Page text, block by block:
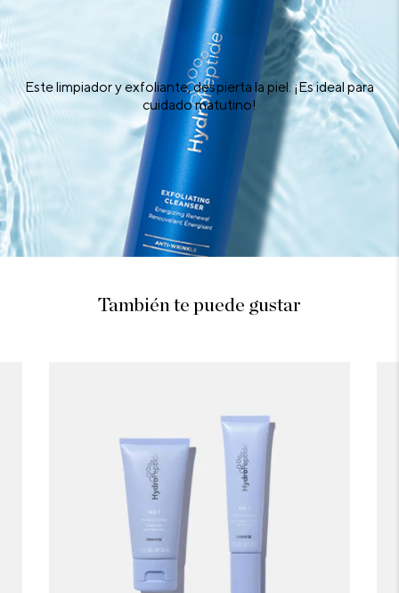
Este limpiador y exfoliante, despierta la piel. ¡Es ideal para
cuidado matutino!
También te puede gustar